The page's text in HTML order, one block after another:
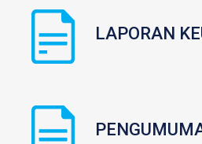
LAPORAN